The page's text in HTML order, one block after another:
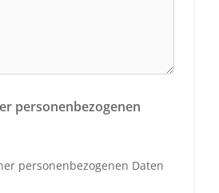
personenbezogenen
personenbezogenen Daten